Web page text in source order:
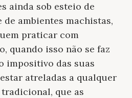
ainda sob esteio de
ambientes machistas,
praticar com
quando isso não se faz
impositivo das suas
atreladas a qualquer
que as